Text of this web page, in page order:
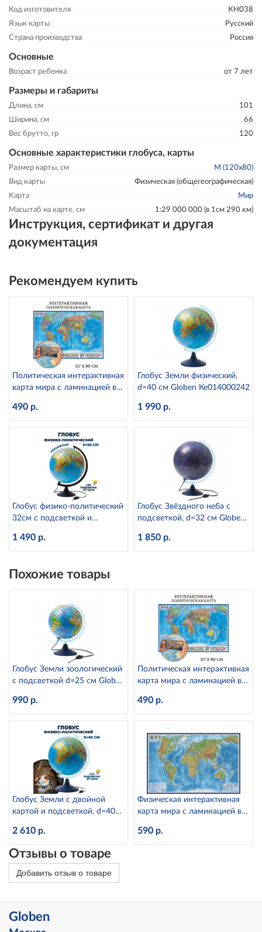
Код изготовителя
КН038
Язык карты
Русский
Страна производства
Россия
Основные
Возраст ребенка от 7 лет
Размеры и габариты
Длина, см
101
Ширина, см
66
Вес брутто, гр
120
Основные характеристики глобуса, карты
Размер карты, см
M (120x80)
Вид карты
Физическая (общегеографическая)
Карта
Мир
Масштаб на карте, см
1:29 000 000 (в 1см 290 км)
Инструкция, сертификат и другая
документация
Рекомендуем купить
Политическая интерактивная
карта мира с ламинацией в
490 р.
Глобус Земли физический,
d=40 см Globen Ке014000242
1 990 р.
Глобус физико-политический
32см с подсветкой и
К013200223
1 490 р.
Глобус Звёздного неба с
подсветкой, d=32 см Globen
1 850 р.
Похожие товары
Глобус Земли зоологический
с подсветкой d=25 см Globen
990 р.
Политическая интерактивная
карта мира с ламинацией в
490 р.
Глобус Земли с двойной
картой и подсветкой, d=40
2 610 р.
Физическая интерактивная
карта мира с ламинацией в
590 р.
Отзывы о товаре
Добавить отзыв о товаре
Globen